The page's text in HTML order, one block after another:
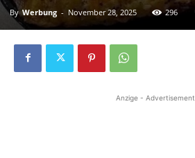
By Werbung - November 28, 2025 296
Anzige - Advertisement